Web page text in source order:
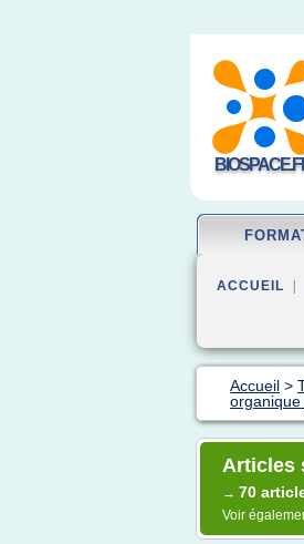
ACCUEIL |
Accueil >
Articles
→ 70
Voir